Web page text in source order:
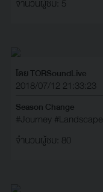
จำนวนผู้ชม: 5
โดย TORSoundLive
2018/07/12 21:33:23
Season Change
#Journey #Landscape
จำนวนผู้ชม: 80